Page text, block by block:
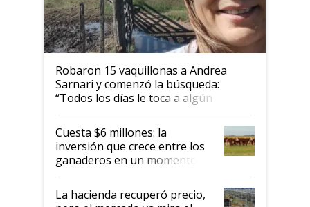
Robaron 15 vaquillonas a Andrea
Sarnari y comenzó la búsqueda:
“Todos los días le toca a algún
productor”
Cuesta $6 millones: la
inversión que crece entre los
ganaderos en un momento
histórico para la actividad
La hacienda recuperó precio,